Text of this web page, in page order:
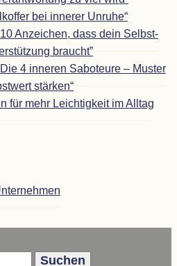
bei inne­rer Unruhe“
10 Anzei­chen, dass dein Selbst­
braucht”
Die 4 inne­ren Sabo­teure – Mus­ter
stärken“
für mehr Leich­tig­keit im Alltag